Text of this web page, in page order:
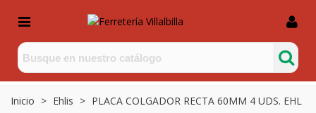
Inicio > Ehlis > PLACA COLGADOR RECTA 60MM 4 UDS. EHL